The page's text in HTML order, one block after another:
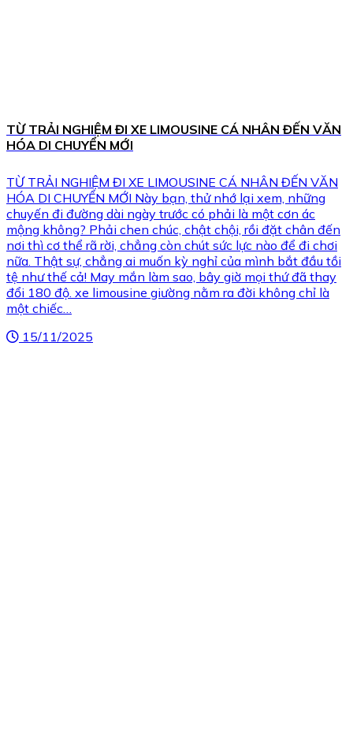
TỪ TRẢI NGHIỆM ĐI XE LIMOUSINE CÁ NHÂN ĐẾN VĂN
HÓA DI CHUYỂN MỚI
TỪ TRẢI NGHIỆM ĐI XE LIMOUSINE CÁ NHÂN ĐẾN VĂN
HÓA DI CHUYỂN MỚI Này bạn, thử nhớ lại xem, những
chuyến đi đường dài ngày trước có phải là một cơn ác
mộng không? Phải chen chúc, chật chội, rồi đặt chân đến
nơi thì cơ thể rã rời, chẳng còn chút sức lực nào để đi chơi
nữa. Thật sự, chẳng ai muốn kỳ nghỉ của mình bắt đầu tồi
tệ như thế cả! May mắn làm sao, bây giờ mọi thứ đã thay
đổi 180 độ. xe limousine giường nằm ra đời không chỉ là
một chiếc…
15/11/2025